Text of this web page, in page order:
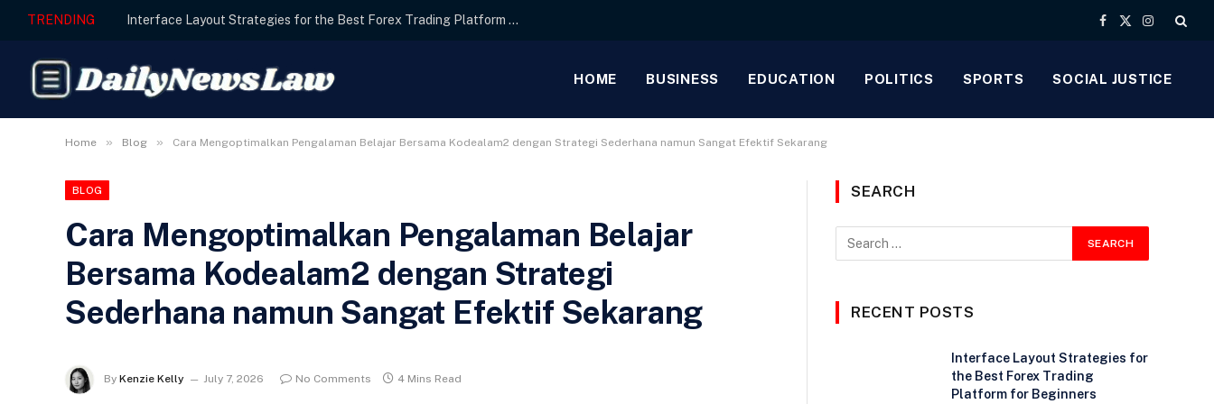
TRENDING Interface Layout Strategies for the Best Forex Trading Platform for Beginners
Facebook
X
Instagram
HOME BUSINESS EDUCATION POLITICS SPORTS SOCIAL JUSTICE
Home » Blog » Cara Mengoptimalkan Pengalaman Belajar Bersama Kodealam2 dengan Strategi Sederhana namun Sangat Efektif Sekarang
BLOG
Cara Mengoptimalkan Pengalaman Belajar
Bersama Kodealam2 dengan Strategi
Sederhana namun Sangat Efektif Sekarang
By Kenzie Kelly July 7, 2026 No Comments 4 Mins Read
SEARCH
RECENT POSTS
Interface Layout Strategies for
the Best Forex Trading
Platform for Beginners